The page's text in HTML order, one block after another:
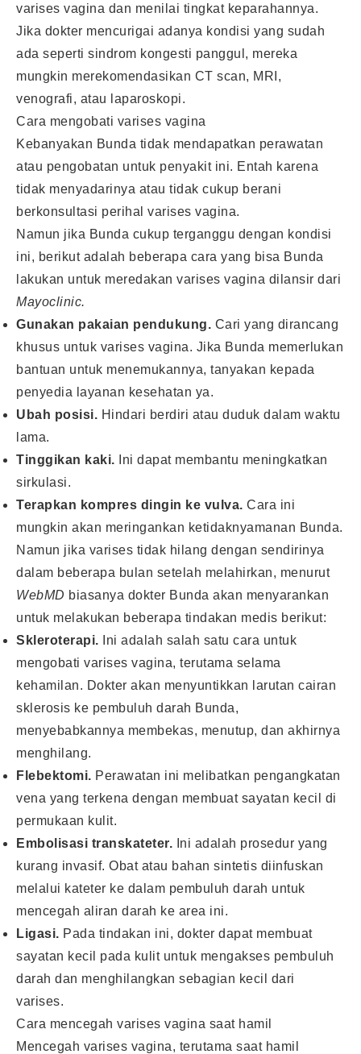
varises vagina dan menilai tingkat keparahannya.
Jika dokter mencurigai adanya kondisi yang sudah
ada seperti sindrom kongesti panggul, mereka
mungkin merekomendasikan CT scan, MRI,
venografi, atau laparoskopi.
Cara mengobati varises vagina
Kebanyakan Bunda tidak mendapatkan perawatan
atau pengobatan untuk penyakit ini. Entah karena
tidak menyadarinya atau tidak cukup berani
berkonsultasi perihal varises vagina.
Namun jika Bunda cukup terganggu dengan kondisi
ini, berikut adalah beberapa cara yang bisa Bunda
lakukan untuk meredakan varises vagina dilansir dari
Mayoclinic.
Gunakan pakaian pendukung. Cari yang dirancang
khusus untuk varises vagina. Jika Bunda memerlukan
bantuan untuk menemukannya, tanyakan kepada
penyedia layanan kesehatan ya.
Ubah posisi. Hindari berdiri atau duduk dalam waktu
lama.
Tinggikan kaki. Ini dapat membantu meningkatkan
sirkulasi.
Terapkan kompres dingin ke vulva. Cara ini
mungkin akan meringankan ketidaknyamanan Bunda.
Namun jika varises tidak hilang dengan sendirinya
dalam beberapa bulan setelah melahirkan, menurut
WebMD biasanya dokter Bunda akan menyarankan
untuk melakukan beberapa tindakan medis berikut:
Skleroterapi. Ini adalah salah satu cara untuk
mengobati varises vagina, terutama selama
kehamilan. Dokter akan menyuntikkan larutan cairan
sklerosis ke pembuluh darah Bunda,
menyebabkannya membekas, menutup, dan akhirnya
menghilang.
Flebektomi. Perawatan ini melibatkan pengangkatan
vena yang terkena dengan membuat sayatan kecil di
permukaan kulit.
Embolisasi transkateter. Ini adalah prosedur yang
kurang invasif. Obat atau bahan sintetis diinfuskan
melalui kateter ke dalam pembuluh darah untuk
mencegah aliran darah ke area ini.
Ligasi. Pada tindakan ini, dokter dapat membuat
sayatan kecil pada kulit untuk mengakses pembuluh
darah dan menghilangkan sebagian kecil dari
varises.
Cara mencegah varises vagina saat hamil
Mencegah varises vagina, terutama saat hamil